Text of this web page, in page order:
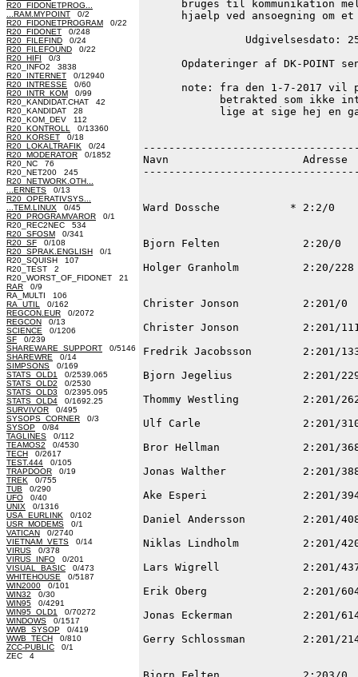
R20_FIDONETPROG...
...RAM.MYPOINT 0/2
R20_FIDONETPROGRAM 0/22
R20_FIDONET 0/248
R20_FILEFIND 0/24
R20_FILEFOUND 0/22
R20_HIFI 0/3
R20_INFO2 3838
R20_INTERNET 0/12940
R20_INTRESSE 0/60
R20_INTR_KOM 0/99
R20_KANDIDAT.CHAT 42
R20_KANDIDAT 28
R20_KOM_DEV 112
R20_KONTROLL
0/13360
R20_KORSET 0/18
R20_LOKALTRAFIK 0/24
R20_MODERATOR 0/1852
R20_NC 76
R20_NET200 245
R20_NETWORK.OTH...
...ERNETS 0/13
R20_OPERATIVSYS...
...TEM.LINUX 0/45
R20_PROGRAMVAROR 0/1
R20_REC2NEC 534
R20_SFOSM 0/341
R20_SF 0/108
R20_SPRAK.ENGLISH 0/1
R20_SQUISH 107
R20_TEST 2
R20_WORST_OF_FIDONET 21
RAR 0/9
RA_MULTI 106
RA_UTIL
0/162
REGCON.EUR 0/2072
REGCON 0/13
SCIENCE 0/1206
SF 0/239
SHAREWARE_SUPPORT 0/5146
SHAREWRE 0/14
SIMPSONS 0/169
STATS_OLD1
0/2539.065
STATS_OLD2 0/2530
STATS_OLD3 0/2395.095
STATS_OLD4 0/1692.25
SURVIVOR 0/495
SYSOPS_CORNER 0/3
SYSOP 0/84
TAGLINES 0/112
TEAMOS2 0/4530
TECH 0/2617
TEST.444 0/105
TRAPDOOR 0/19
TREK 0/755
TUB 0/290
UFO 0/40
UNIX 0/1316
USA_EURLINK 0/102
USR_MODEMS 0/1
VATICAN 0/2740
VIETNAM_VETS 0/14
VIRUS 0/378
VIRUS_INFO 0/201
VISUAL_BASIC 0/473
WHITEHOUSE 0/5187
WIN2000 0/101
WIN32 0/30
WIN95 0/4291
WIN95_OLD1
0/70272
WINDOWS 0/1517
WWB_SYSOP 0/419
WWB_TECH 0/810
ZCC-PUBLIC 0/1
ZEC 4